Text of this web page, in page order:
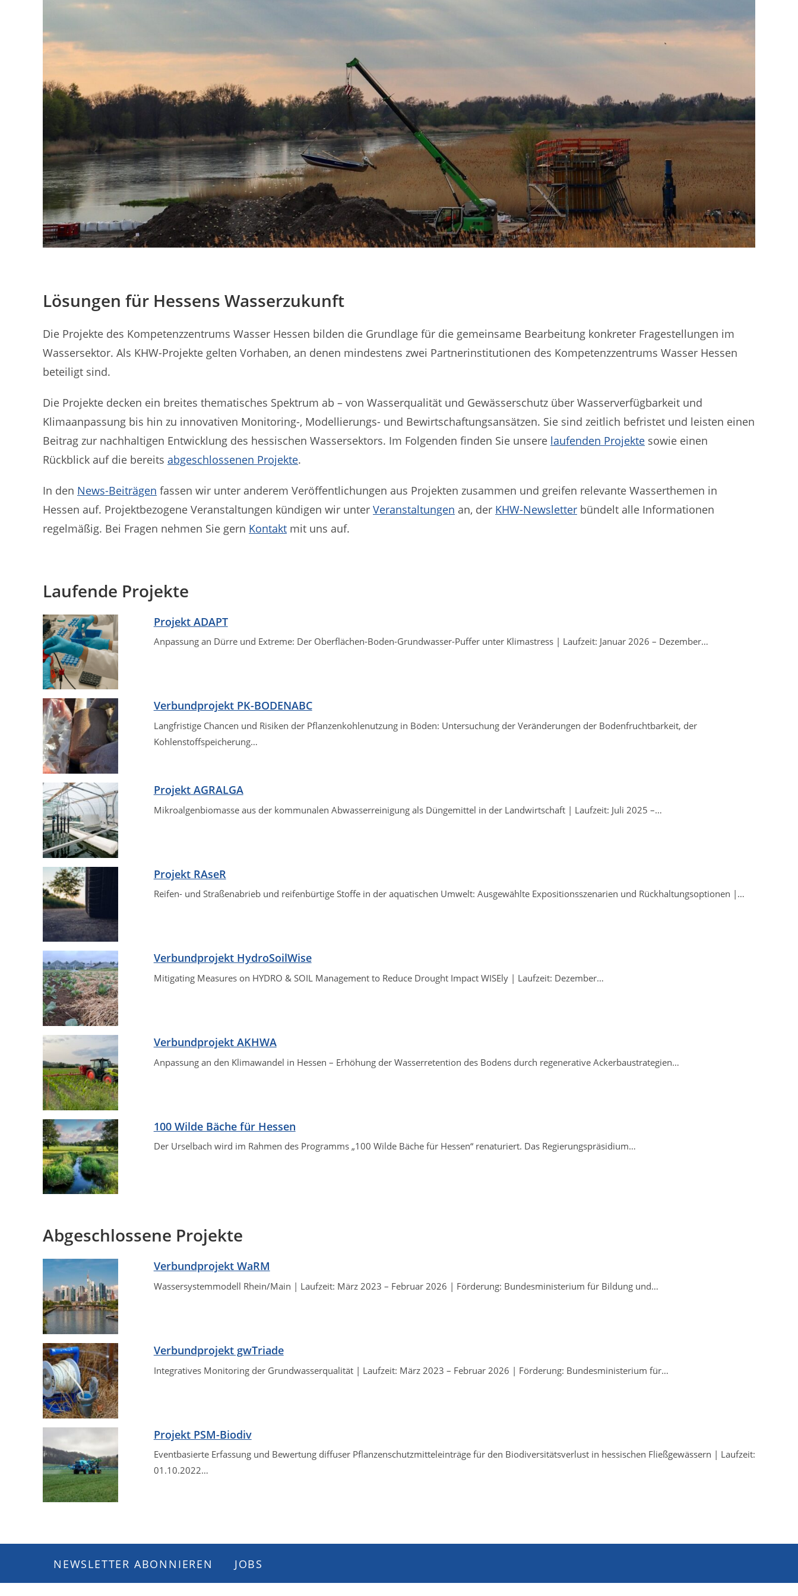
Lösungen für Hessens Wasserzukunft
Die Projekte des Kompetenzzentrums Wasser Hessen bilden die Grundlage für die gemeinsame Bearbeitung konkreter Fragestellungen im
Wassersektor. Als KHW-Projekte gelten Vorhaben, an denen mindestens zwei Partnerinstitutionen des Kompetenzzentrums Wasser Hessen
beteiligt sind.
Die Projekte decken ein breites thematisches Spektrum ab – von Wasserqualität und Gewässerschutz über Wasserverfügbarkeit und
Klimaanpassung bis hin zu innovativen Monitoring-, Modellierungs- und Bewirtschaftungsansätzen. Sie sind zeitlich befristet und leisten einen
Beitrag zur nachhaltigen Entwicklung des hessischen Wassersektors. Im Folgenden finden Sie unsere laufenden Projekte sowie einen
Rückblick auf die bereits abgeschlossenen Projekte.
In den News-Beiträgen fassen wir unter anderem Veröffentlichungen aus Projekten zusammen und greifen relevante Wasserthemen in
Hessen auf. Projektbezogene Veranstaltungen kündigen wir unter Veranstaltungen an, der KHW-Newsletter bündelt alle Informationen
regelmäßig. Bei Fragen nehmen Sie gern Kontakt mit uns auf.
Laufende Projekte
Projekt ADAPT
Anpassung an Dürre und Extreme: Der Oberflächen-Boden-Grundwasser-Puffer unter Klimastress | Laufzeit: Januar 2026 – Dezember…
Verbundprojekt PK-BODENABC
Langfristige Chancen und Risiken der Pflanzenkohlenutzung in Böden: Untersuchung der Veränderungen der Bodenfruchtbarkeit, der
Kohlenstoffspeicherung…
Projekt AGRALGA
Mikroalgenbiomasse aus der kommunalen Abwasserreinigung als Düngemittel in der Landwirtschaft | Laufzeit: Juli 2025 –…
Projekt RAseR
Reifen- und Straßenabrieb und reifenbürtige Stoffe in der aquatischen Umwelt: Ausgewählte Expositionsszenarien und Rückhaltungsoptionen |…
Verbundprojekt HydroSoilWise
Mitigating Measures on HYDRO & SOIL Management to Reduce Drought Impact WISEly | Laufzeit: Dezember…
Verbundprojekt AKHWA
Anpassung an den Klimawandel in Hessen – Erhöhung der Wasserretention des Bodens durch regenerative Ackerbaustrategien…
100 Wilde Bäche für Hessen
Der Urselbach wird im Rahmen des Programms „100 Wilde Bäche für Hessen“ renaturiert. Das Regierungspräsidium…
Abgeschlossene Projekte
Verbundprojekt WaRM
Wassersystemmodell Rhein/Main | Laufzeit: März 2023 – Februar 2026 | Förderung: Bundesministerium für Bildung und…
Verbundprojekt gwTriade
Integratives Monitoring der Grundwasserqualität | Laufzeit: März 2023 – Februar 2026 | Förderung: Bundesministerium für…
Projekt PSM-Biodiv
Eventbasierte Erfassung und Bewertung diffuser Pflanzenschutzmitteleinträge für den Biodiversitätsverlust in hessischen Fließgewässern | Laufzeit:
01.10.2022…
NEWSLETTER ABONNIEREN JOBS